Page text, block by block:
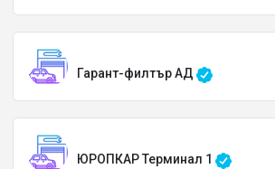
Гарант-филтър АД
ЮРОПКАР Терминал 1